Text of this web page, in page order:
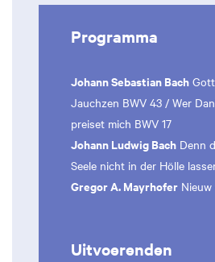
Programma
Johann Sebastian Bach
Jauchzen BWV 43 / Wer
preiset mich BWV 17
Johann Ludwig Bach Denn
Seele nicht in der Hölle
Gregor A. Mayrhofer
Uitvoerenden